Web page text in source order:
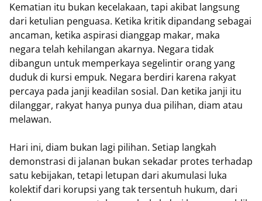
Kematian itu bukan kecelakaan, tapi akibat langsung
dari ketulian penguasa. Ketika kritik dipandang sebagai
ancaman, ketika aspirasi dianggap makar, maka
negara telah kehilangan akarnya. Negara tidak
dibangun untuk memperkaya segelintir orang yang
duduk di kursi empuk. Negara berdiri karena rakyat
percaya pada janji keadilan sosial. Dan ketika janji itu
dilanggar, rakyat hanya punya dua pilihan, diam atau
melawan.
Hari ini, diam bukan lagi pilihan. Setiap langkah
demonstrasi di jalanan bukan sekadar protes terhadap
satu kebijakan, tetapi letupan dari akumulasi luka
kolektif dari korupsi yang tak tersentuh hukum, dari